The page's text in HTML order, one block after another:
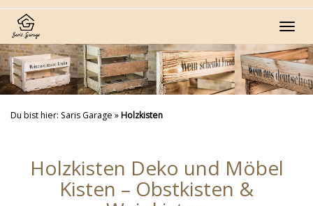
Skip
main
content
Du bist hier: Saris Garage »Holzkisten
Holzkisten Deko und Möbel
Kisten – Obstkisten &